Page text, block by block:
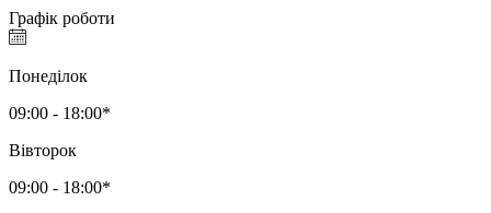
Графік роботи
Понеділок
09:00 - 18:00*
Вівторок
09:00 - 18:00*